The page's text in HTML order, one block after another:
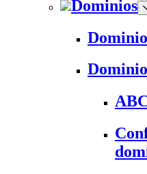
Dominios